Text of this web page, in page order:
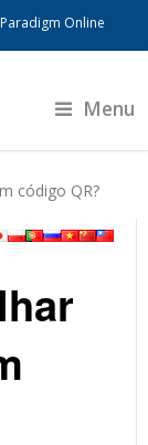
Online
Menu
código QR?